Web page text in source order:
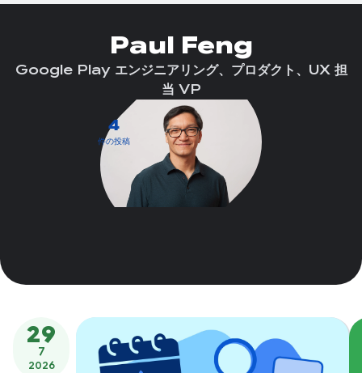
4
件の投稿
Paul Feng
Google Play エンジニアリング、プロダクト、UX 担
当 VP
29
7
2026